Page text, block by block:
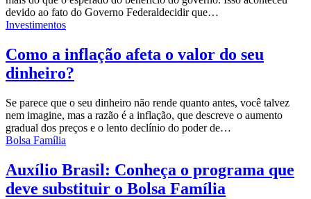
devido ao fato do Governo Federaldecidir que…
Investimentos
Como a inflação afeta o valor do seu
dinheiro?
Se parece que o seu dinheiro não rende quanto antes, você talvez
nem imagine, mas a razão é a inflação, que descreve o aumento
gradual dos preços e o lento declínio do poder de…
Bolsa Família
Auxílio Brasil: Conheça o programa que
deve substituir o Bolsa Família